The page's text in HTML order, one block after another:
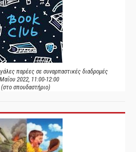
παρέες σε συναρπαστικές διαδρομές
2022, 11:00-12:00
(στο σπουδαστήριο)